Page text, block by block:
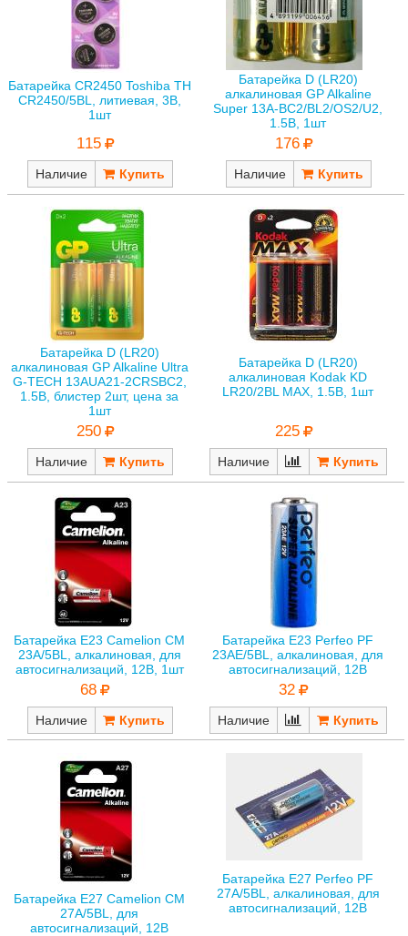
Батарейка CR2450 Toshiba TH
CR2450/5BL, литиевая, 3В,
1шт
115
Наличие
Батарейка D (LR20)
алкалиновая GP Alkaline
Super 13A-BC2/BL2/OS2/U2,
1.5В, 1шт
176
Наличие
Батарейка D (LR20)
алкалиновая GP Alkaline Ultra
G-TECH 13AUA21-2CRSBC2,
1.5В, блистер 2шт, цена за
1шт
250
Наличие
Батарейка D (LR20)
алкалиновая Kodak KD
LR20/2BL MAX, 1.5В, 1шт
225
Наличие
Батарейка E23 Camelion CM
23A/5BL, алкалиновая, для
автосигнализаций, 12В, 1шт
68
Наличие
Батарейка E23 Perfeo PF
23AE/5BL, алкалиновая, для
автосигнализаций, 12В
32
Наличие
Батарейка E27 Camelion CM
27A/5BL, для
автосигнализаций, 12В
Батарейка E27 Perfeo PF
27A/5BL, алкалиновая, для
автосигнализаций, 12В